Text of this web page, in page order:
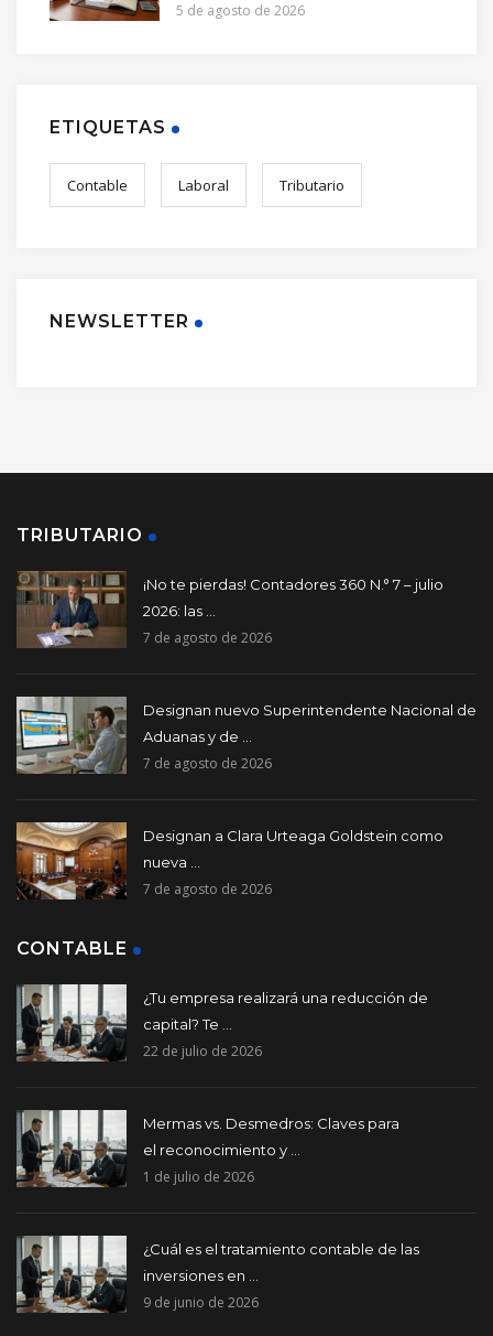
5 de agosto de 2026
ETIQUETAS
Contable Laboral Tributario
NEWSLETTER
TRIBUTARIO
¡No te pierdas! Contadores 360 N.° 7 – julio
2026: las ...
7 de agosto de 2026
Designan nuevo Superintendente Nacional de
Aduanas y de ...
7 de agosto de 2026
Designan a Clara Urteaga Goldstein como
nueva ...
7 de agosto de 2026
CONTABLE
¿Tu empresa realizará una reducción de
capital? Te ...
22 de julio de 2026
Mermas vs. Desmedros: Claves para
el reconocimiento y ...
1 de julio de 2026
¿Cuál es el tratamiento contable de las
inversiones en ...
9 de junio de 2026